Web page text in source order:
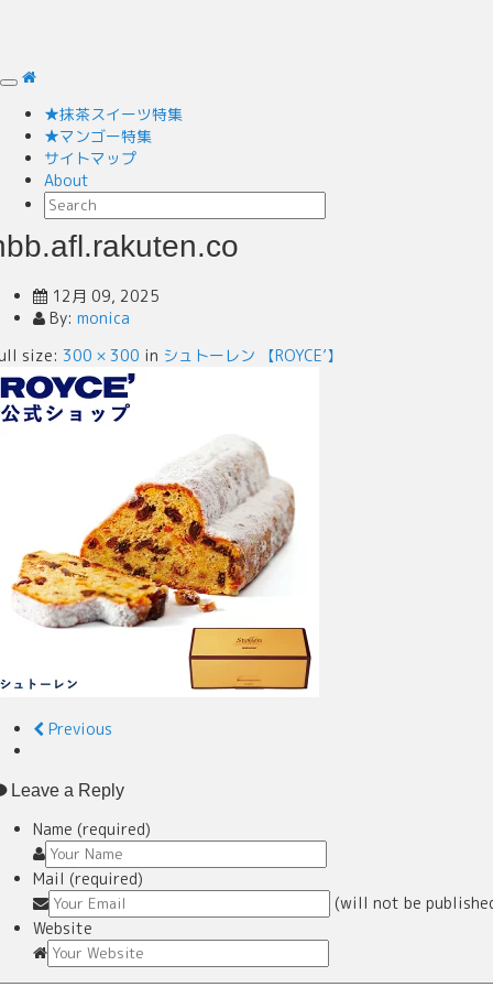
T
a
v
g
a
i
o
n
★抹茶スイーツ特集
★マンゴー特集
サイトマップ
About
12月 09, 2025
By: monica
size: 300 × 300 in シュトーレン 【ROYCE’】
Previous
Leave a Reply
Name (required)
Mail (required)
(will not be
Website